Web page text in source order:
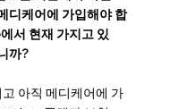
디케어에 가입해야 합
서 현재 가지고 있
까?
아직 메디케어에 가